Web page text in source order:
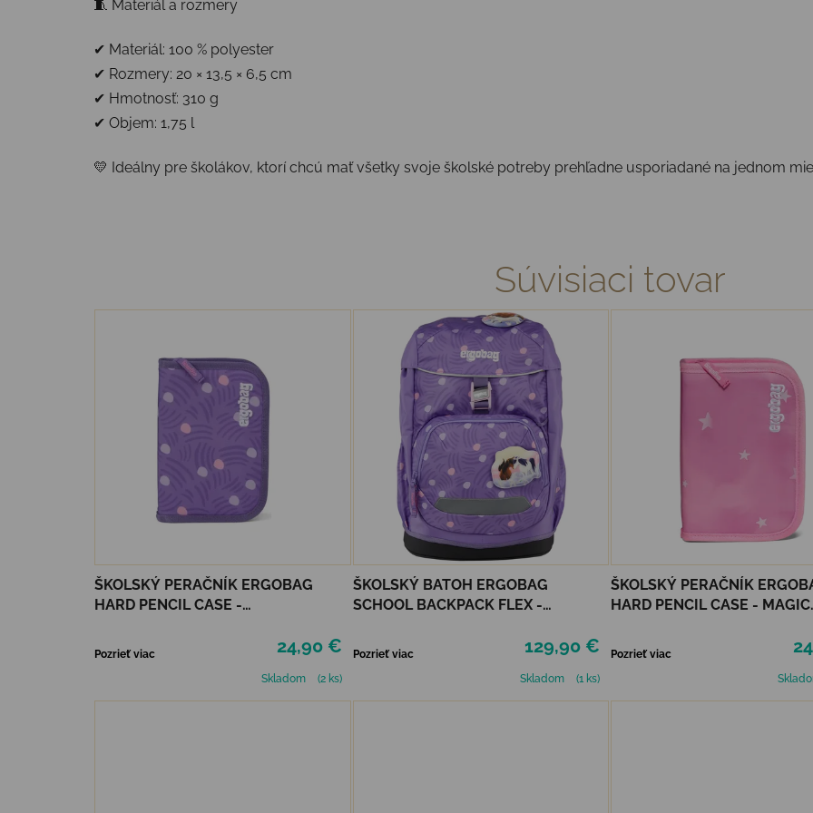
🧵 Materiál a rozmery
✔ Materiál: 100 % polyester
✔ Rozmery: 20 × 13,5 × 6,5 cm
✔ Hmotnosť: 310 g
✔ Objem: 1,75 l
💛 Ideálny pre školákov, ktorí chcú mať všetky svoje školské potreby prehľadne usporiadané na jednom
Súvisiaci tovar
ŠKOLSKÝ PERAČNÍK ERGOBAG
HARD PENCIL CASE -
24,90 €
Pozrieť viac
Skladom
(2 ks)
ŠKOLSKÝ BATOH ERGOBAG
SCHOOL BACKPACK FLEX -
129,90 €
Pozrieť viac
Skladom
(1 ks)
ŠKOLSKÝ PERAČNÍK
HARD PENCIL CASE - MAGIC
Pozrieť viac